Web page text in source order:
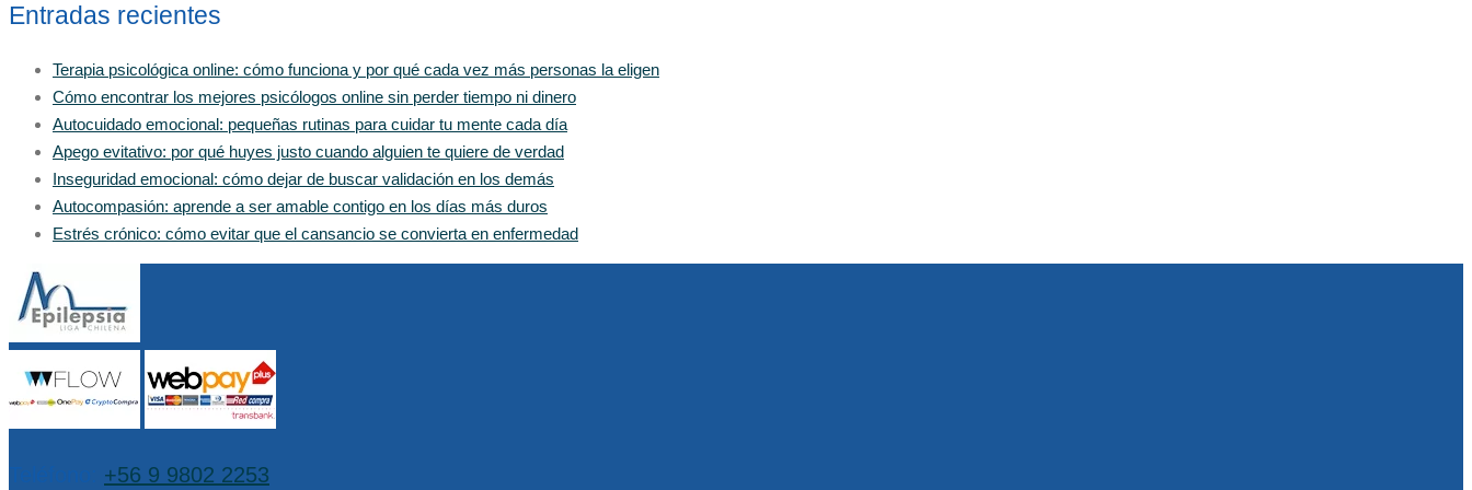
Entradas recientes
Terapia psicológica online: cómo funciona y por qué cada vez más personas la eligen
Cómo encontrar los mejores psicólogos online sin perder tiempo ni dinero
Autocuidado emocional: pequeñas rutinas para cuidar tu mente cada día
Apego evitativo: por qué huyes justo cuando alguien te quiere de verdad
Inseguridad emocional: cómo dejar de buscar validación en los demás
Autocompasión: aprende a ser amable contigo en los días más duros
Estrés crónico: cómo evitar que el cansancio se convierta en enfermedad
+56 9 9802 2253